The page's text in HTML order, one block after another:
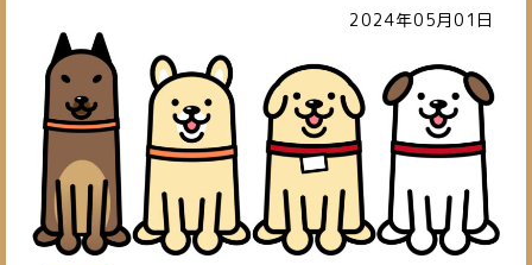
2024年05月01日